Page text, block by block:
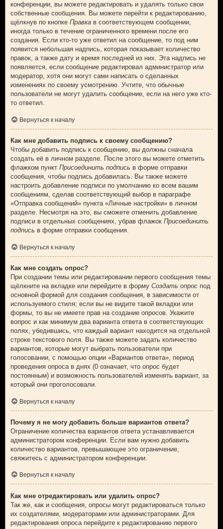
конференции, вы можете редактировать и удалять только свои
собственные сообщения. Вы можете перейти к редактированию,
щёлкнув по кнопке Правка в соответствующем сообщении,
иногда только в течение ограниченного времени после его
создания. Если кто-то уже ответил на сообщение, то под ним
появится небольшая надпись, которая показывает количество
правок, а также дату и время последней из них. Эта надпись не
появляется, если сообщение редактировал администратор или
модератор, хотя они могут сами написать о сделанных
изменениях по своему усмотрению. Учтите, что обычные
пользователи не могут удалить сообщение, если на него уже кто-
то ответил.
Вернуться к началу
Как мне добавить подпись к своему сообщению?
Чтобы добавить подпись к сообщению, вы должны сначала
создать её в личном разделе. После этого вы можете отметить
флажком пункт Присоединить подпись в форме отправки
сообщения, чтобы подпись добавилась. Вы также можете
настроить добавление подписи по умолчанию ко всем вашим
сообщениям, сделав соответствующий выбор в параграфе
«Отправка сообщений» пункта «Личные настройки» в личном
разделе. Несмотря на это, вы сможете отменить добавление
подписи в отдельных сообщениях, убрав флажок Присоединить
подпись в форме отправки сообщения.
Вернуться к началу
Как мне создать опрос?
При создании темы или редактировании первого сообщения темы
щёлкните на вкладке или перейдите в форму Создать опрос под
основной формой для создания сообщения, в зависимости от
используемого стиля; если вы не видите такой вкладки или
формы, то вы не имеете прав на создание опросов. Укажите
вопрос и как минимум два варианта ответа в соответствующих
полях, убедившись, что каждый вариант находится на отдельной
строке текстового поля. Вы также можете задать количество
вариантов, которые могут выбрать пользователи при
голосовании, с помощью опции «Вариантов ответа», период
проведения опроса в днях (0 означает, что опрос будет
постоянным) и возможность пользователей изменять вариант, за
который они проголосовали.
Вернуться к началу
Почему я не могу добавить больше вариантов ответа?
Ограничение количества вариантов ответа устанавливается
администратором конференции. Если вам нужно добавить
количество вариантов, превышающее это ограничение,
свяжитесь с администратором конференции.
Вернуться к началу
Как мне отредактировать или удалить опрос?
Так же, как и сообщения, опросы могут редактироваться только
их создателями, модераторами или администраторами. Для
редактирования опроса перейдите к редактированию первого